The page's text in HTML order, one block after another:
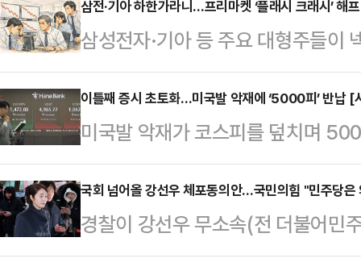
정 특별위원회는 5일 국회에서 기
단체장'을 중앙당 공천관리위원회
를 개정했다고 발표했다.현행 국…
릭과 효성중공업이 초고압 변압기
에서는 관세 부담까지 감수하겠다
가 바뀌고 있다는 평가가 나온다.5
와 송·변전 설비를 안정적으로 공
사이클의 수혜자로 부상했다.HD
변압기에 부과되는 관세 전액을…
삼전·기아 하한가라니…프리마켓 ‘플래시 크래시’ 해
삼성전자·기아 등 주요 대형주들이
하한가까지 추락하는 ‘플래시 크
대체거래소 넥스트레이드에 따르
서 삼성전자는 전 거래일 대비
거래되며 하한가를 기록했다.기아
이 외에도 한화오션·두산에너빌리
가로 직행했다.이에 따라 변동성
대한 체…
이틀째 증시 초토화…미국발 악재에 ‘5000피’ 반납 [
미국발 악재가 코스피를 덮치며
면 코스피지수는 오전 10시 7분
내린 5022.46을 가리키고 있다.
밀린 5013.15에 개장한 뒤 장중
별로 보면 개인이 1조792억원 순매
국회 넘어올 강선우 체포동의안…국민의힘 "민주당은
경찰이 강선우 무소속(전 더불어민
역 의원인 강 의원의 체포동의안이